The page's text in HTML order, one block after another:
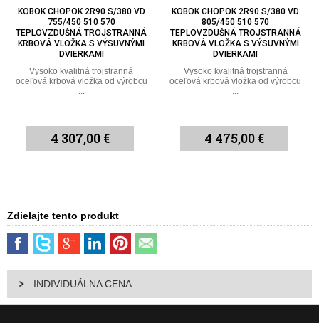
KOBOK CHOPOK 2R90 S/380 VD
755/450 510 570
TEPLOVZDUŠNÁ TROJSTRANNÁ
KRBOVÁ VLOŽKA S VÝSUVNÝMI
DVIERKAMI
Vysoko kvalitná trojstranná
oceľová krbová vložka od výrobcu
4 307,00 €
KOBOK CHOPOK 2R90 S/380 VD
805/450 510 570
TEPLOVZDUŠNÁ TROJSTRANNÁ
KRBOVÁ VLOŽKA S VÝSUVNÝMI
DVIERKAMI
Vysoko kvalitná trojstranná
oceľová krbová vložka od výrobcu
4 475,00 €
Zdielajte tento produkt
INDIVIDUÁLNA CENA